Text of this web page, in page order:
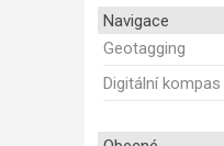
Navigace
Geotagging
Digitální kompas